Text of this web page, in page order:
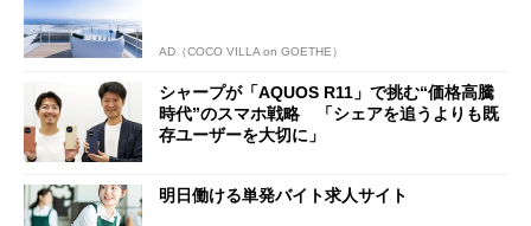
AD（COCO VILLA on GOETHE）
シャープが「AQUOS R11」で挑む“価格高騰
時代”のスマホ戦略 「シェアを追うよりも既
存ユーザーを大切に」
明日働ける単発バイト求人サイト